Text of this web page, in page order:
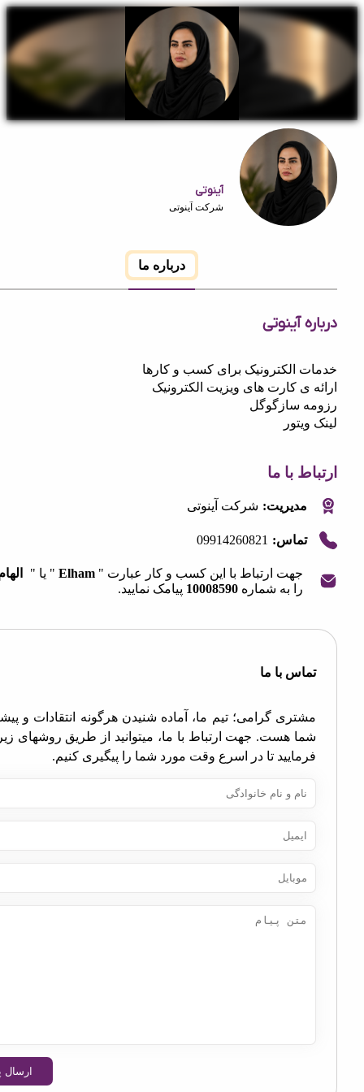
آینوتی
شرکت آینوتی
آینوتی
الکترونیک برای کسب و کارها
ی کارت های ویزیت الکترونیک
سازگوگل
با ما
مدیریت: شرکت آینوتی
تماس: 09914260821
جهت ارتباط با این کسب و کار عبارت "Elham " یا " الهام"
را به شماره
10008590 پیامک نمایید.
با ما
گرامی؛ تیم ما، آماده شنیدن هرگونه انتقادات و پیشنهادات
هست. جهت ارتباط با ما، میتوانید از طریق روشهای زیر اقدام
تا در اسرع وقت مورد شما را پیگیری کنیم.